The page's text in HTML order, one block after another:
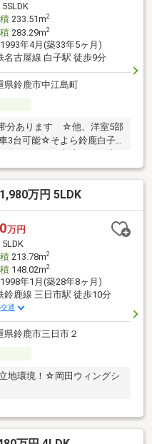
5SLDK
233.51m2
283.29m2
1993年4月(築33年5ヶ月)
名古屋線 白子駅 徒歩9分
県鈴鹿市中江島町
分あります ☆他、洋室5部
3台可能☆そよら鈴鹿白子
万円 5LDK
万円
5LDK
213.78m2
148.02m2
1998年1月(築28年8ヶ月)
鈴鹿線 三日市駅 徒歩10分
通
県鈴鹿市三日市２
地環境！☆岡田ウィングシ